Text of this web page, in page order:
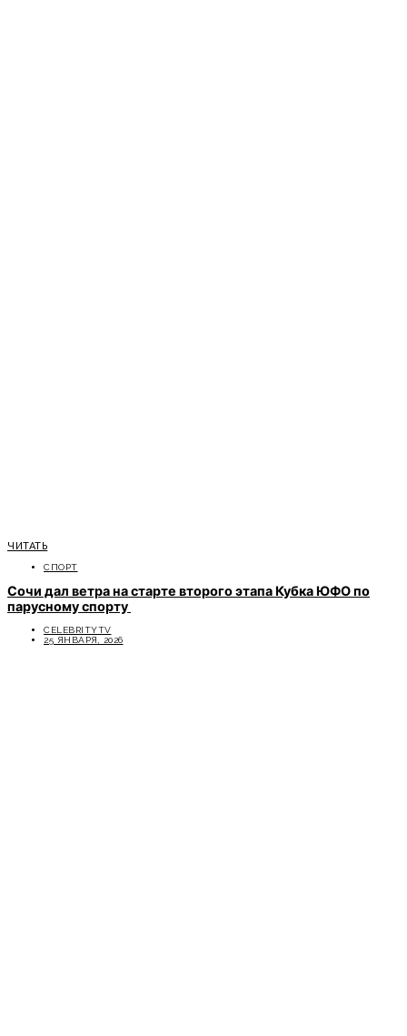
ЧИТАТЬ
СПОРТ
Сочи дал ветра на старте второго этапа Кубка ЮФО по
парусному спорту
CELEBRITYTV
25 ЯНВАРЯ, 2026